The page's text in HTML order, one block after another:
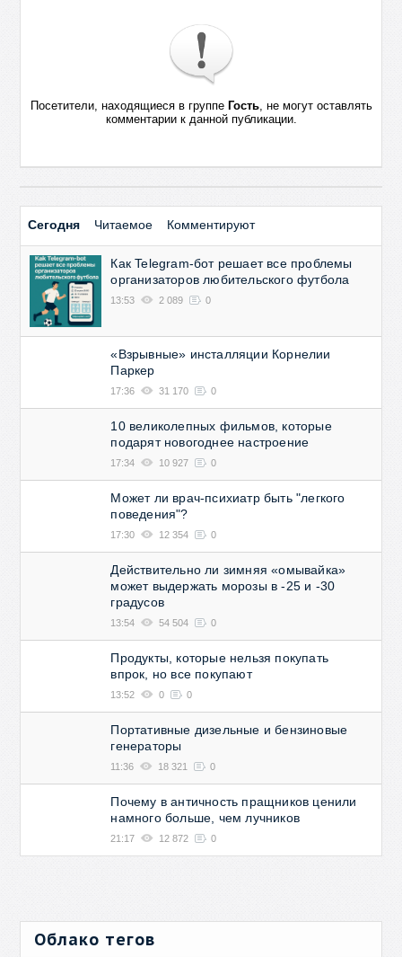
Посетители, находящиеся в группе Гость, не могут оставлять
комментарии к данной публикации.
Сегодня Читаемое Комментируют
Как Telegram-бот решает все проблемы
организаторов любительского футбола
13:53 2 089 0
«Взрывные» инсталляции Корнелии
Паркер
17:36 31 170 0
10 великолепных фильмов, которые
подарят новогоднее настроение
17:34 10 927 0
Может ли врач-психиатр быть "легкого
поведения"?
17:30 12 354 0
Действительно ли зимняя «омывайка»
может выдержать морозы в -25 и -30
градусов
13:54 54 504 0
Продукты, которые нельзя покупать
впрок, но все покупают
13:52 0 0
Портативные дизельные и бензиновые
генераторы
11:36 18 321 0
Почему в античность пращников ценили
намного больше, чем лучников
21:17 12 872 0
Облако тегов